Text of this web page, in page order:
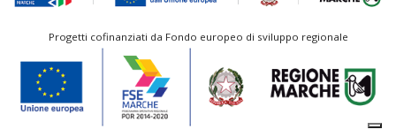
Progetti cofinanziati da Fondo europeo di sviluppo regionale